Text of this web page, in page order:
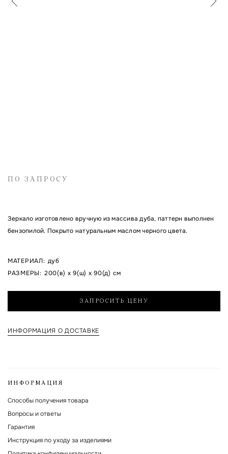
Я согласен на обработку указанных мной персональных данных и с
политикой обработки и хранения персональных данных
ПО ЗАПРОСУ
Зеркало изготовлено вручную из массива дуба, паттерн выполнен
бензопилой. Покрыто натуральным маслом черного цвета.
МАТЕРИАЛ: дуб
РАЗМЕРЫ: 200(в) x 9(ш) x 90(д) см
ЗАПРОСИТЬ ЦЕНУ
ИНФОРМАЦИЯ О ДОСТАВКЕ
ИНФОРМАЦИЯ
Способы получения товара
Вопросы и ответы
Гарантия
Инструкция по уходу за изделиями